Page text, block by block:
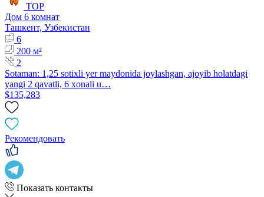
TOP
Дом 6 комнат
Ташкент, Узбекистан
6
200 м²
2
Sotaman: 1,25 sotixli yer maydonida joylashgan, ajoyib holatdagi
yangi 2 qavatli, 6 xonali u…
$135,283
Рекомендовать
Показать контакты